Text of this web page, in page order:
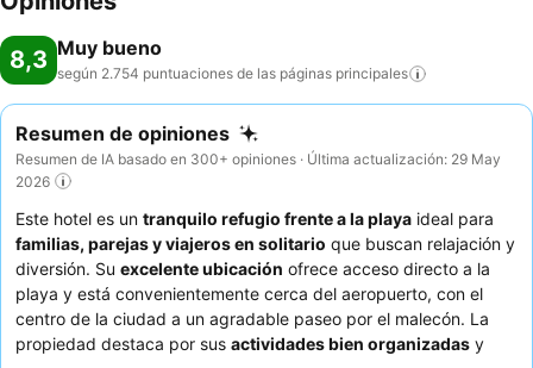
8,3 Muy bueno
según 2.754 puntuaciones de las páginas principales
Resumen de opiniones
Resumen de IA basado en 300+ opiniones · Última actualización: 29 May
2026
Este hotel es un tranquilo refugio frente a la playa ideal para
familias, parejas y viajeros en solitario que buscan relajación y
diversión. Su excelente ubicación ofrece acceso directo a la
playa y está convenientemente cerca del aeropuerto, con el
centro de la ciudad a un agradable paseo por el malecón. La
propiedad destaca por sus actividades bien organizadas y